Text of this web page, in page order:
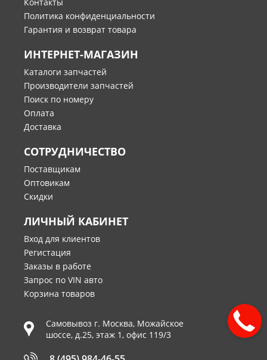
Контакты
Политика конфиденциальности
Гарантия и возврат товара
ИНТЕРНЕТ-МАГАЗИН
Каталоги запчастей
Производители запчастей
Поиск по номеру
Оплата
Доставка
СОТРУДНИЧЕСТВО
Поставщикам
Оптовикам
Скидки
ЛИЧНЫЙ КАБИНЕТ
Вход для клиентов
Регистация
Заказы в работе
Запрос по VIN авто
Корзина товаров
Самовывоз г. Москва, Можайское
шоссе, д.25, этаж 1, офис 119/3